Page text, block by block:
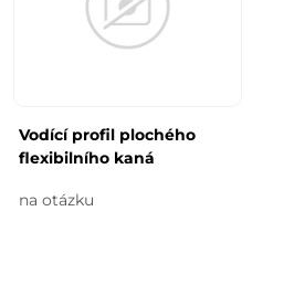
Vodící profil plochého
flexibilního kaná
na otázku